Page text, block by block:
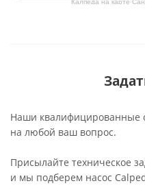
Калпеда на карте
Наши квалифицированные
на любой ваш вопрос.
Присылайте техническое
и мы подберем насос